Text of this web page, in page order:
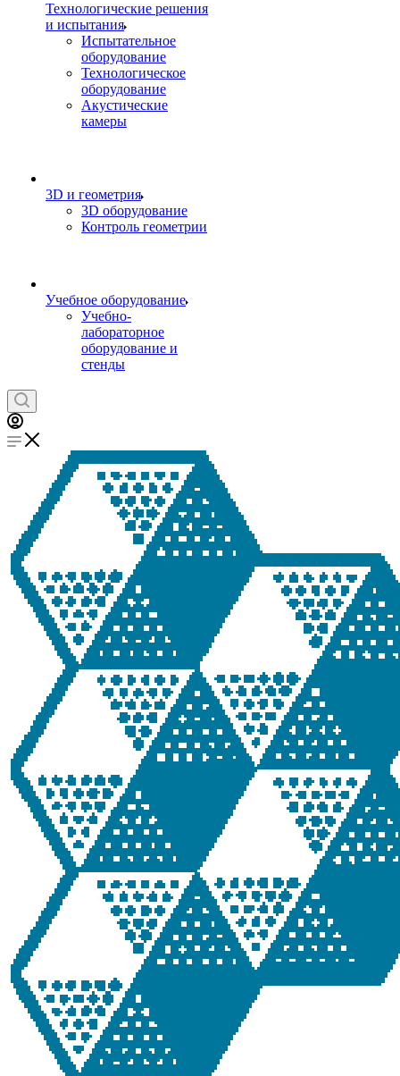
Технологические решения
и испытания
Испытательное
оборудование
Технологическое
оборудование
Акустические
камеры
3D и геометрия
3D оборудование
Контроль геометрии
Учебное оборудование
Учебно-
лабораторное
оборудование и
стенды